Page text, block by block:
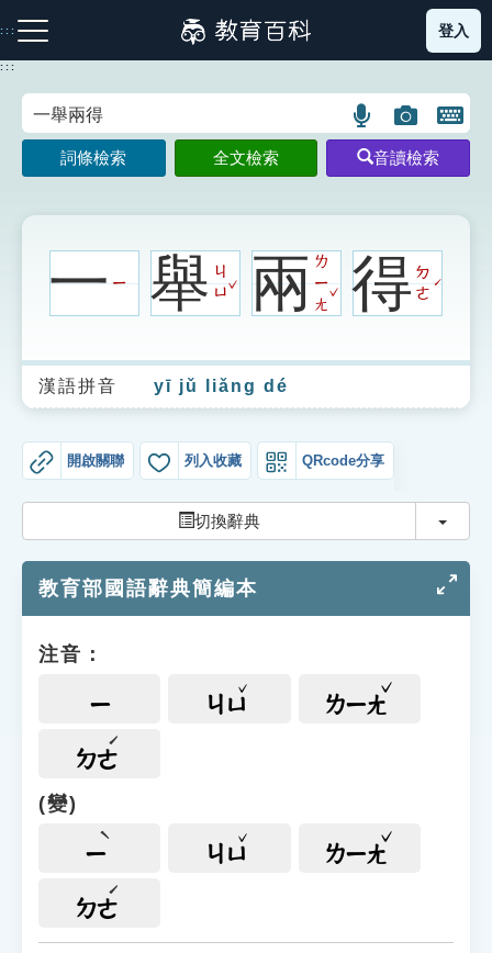
到
主
:::
注音索引圖示 筆畫索引圖示 部首索引表圖示
生字詞彙表
成語故事
索引選單
單字索引
遊戲專區
教學應用
貓頭鷹博士
登入
:::
語
言
搜
示
圖
片
搜
示
開
鍵
圖
詞條檢索 全文檢索 音讀檢索
一ㄧ 舉ㄐ
ㄩ
ˇ兩ㄌ
ㄧ
ㄤ
ˇ得ㄉ
ㄜ
ˊ
漢語拼音 yī jǔ liǎng dé
開啟關聯 列入收藏 QRcode分享
切換辭典 切換
教育部國語辭典簡編本
注音：
ㄧ ㄐㄩ ㄌㄧㄤ
ㄉㄜ
(變)
ㄧ ㄐㄩ ㄌㄧㄤ
ㄉㄜ